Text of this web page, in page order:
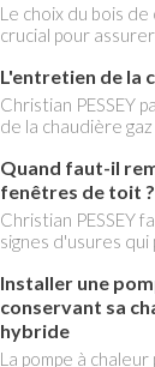
Le choix du bois
crucial pour
l'impact
comment
qualité ? Plusieurs
jeu : le type
d'humidité, la
coupe.
L'entretien de la
Christian PESSEY
de la chaudière
avez un système
plancher chauffant,
par une chaudière
faire entretenir
an, que vous
propriétaire
chose pour un
C’est une
le faites pas, votre
Quand faut-il
fenêtres de toit ?
Christian PESSEY
signes d'usures
toit. En remplaçant
vous ferez des
chauffage et vous
confort des
Installer une
conservant sa
hybride
La pompe à